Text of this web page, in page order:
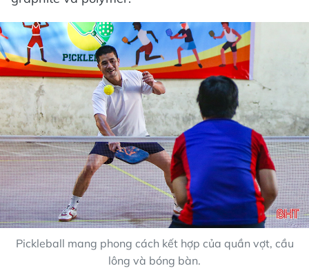
Pickleball mang phong cách kết hợp của quần vợt, cầu
lông và bóng bàn.